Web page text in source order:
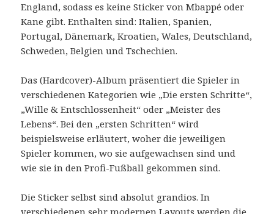
England, sodass es keine Sticker von Mbappé oder
Kane gibt. Enthalten sind: Italien, Spanien,
Portugal, Dänemark, Kroatien, Wales, Deutschland,
Schweden, Belgien und Tschechien.
Das (Hardcover)-Album präsentiert die Spieler in
verschiedenen Kategorien wie „Die ersten Schritte“,
„Wille & Entschlossenheit“ oder „Meister des
Lebens“. Bei den „ersten Schritten“ wird
beispielsweise erläutert, woher die jeweiligen
Spieler kommen, wo sie aufgewachsen sind und
wie sie in den Profi-Fußball gekommen sind.
Die Sticker selbst sind absolut grandios. In